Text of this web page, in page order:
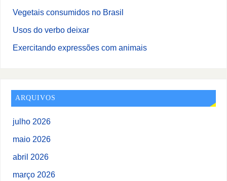
Vegetais consumidos no Brasil
Usos do verbo deixar
Exercitando expressões com animais
ARQUIVOS
julho 2026
maio 2026
abril 2026
março 2026